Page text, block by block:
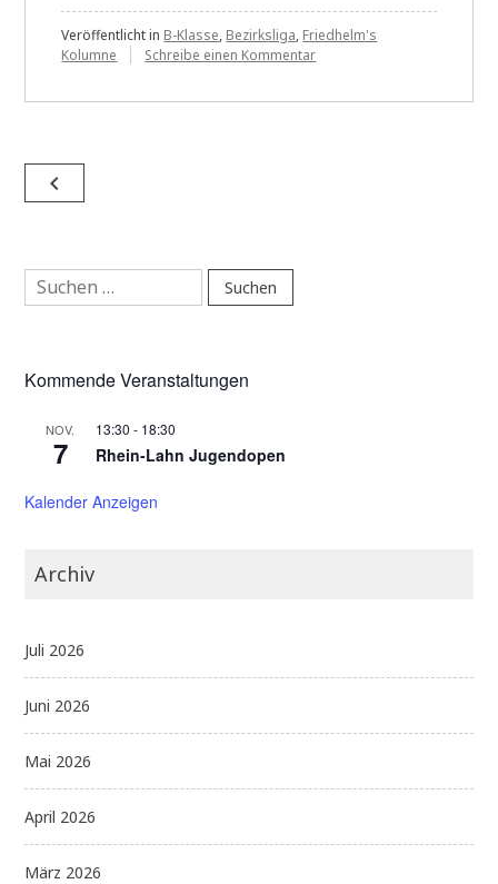
des
Spieljahres“
Veröffentlicht in B-Klasse, Bezirksliga, Friedhelm's
Kolumne
Schreibe einen Kommentarzu
Beitragsnavigation
navigate_before
Suchen
nach:
Kommende Veranstaltungen
NOV.
7
13:30 - 18:30
Rhein-Lahn Jugendopen
Kalender Anzeigen
Archiv
Juli 2026
Juni 2026
Mai 2026
April 2026
März 2026